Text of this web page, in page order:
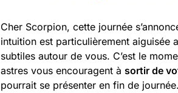
Cher Scorpion, cette journée
intuition est particulièrement aiguisée
subtiles autour de vous. C’est le
astres vous encouragent à sortir de
pourrait se présenter en fin de